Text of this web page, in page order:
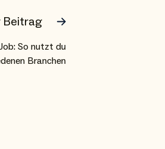
Beitrag
So nutzt du
Branchen